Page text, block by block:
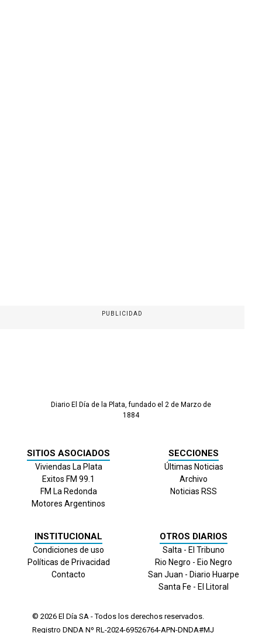
PUBLICIDAD
Diario El Día de la Plata, fundado el 2 de Marzo de
1884
SITIOS ASOCIADOS
Viviendas La Plata
Exitos FM 99.1
FM La Redonda
Motores Argentinos
SECCIONES
Últimas Noticias
Archivo
Noticias RSS
INSTITUCIONAL
Condiciones de uso
Políticas de Privacidad
Contacto
OTROS DIARIOS
Salta - El Tribuno
Rio Negro - Eio Negro
San Juan - Diario Huarpe
Santa Fe - El Litoral
© 2026 El Día SA - Todos los derechos reservados.
Registro DNDA Nº RL-2024-69526764-APN-DNDA#MJ